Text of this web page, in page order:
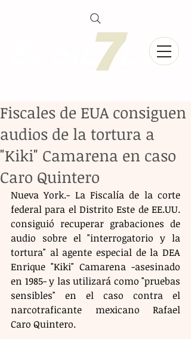
Fiscales de EUA consiguen
audios de la tortura a
"Kiki" Camarena en caso
Caro Quintero
Nueva York.- La Fiscalía de la corte
federal para el Distrito Este de EE.UU.
consiguió recuperar grabaciones de
audio sobre el "interrogatorio y la
tortura" al agente especial de la DEA
Enrique "Kiki" Camarena -asesinado
en 1985- y las utilizará como "pruebas
sensibles" en el caso contra el
narcotraficante mexicano Rafael
Caro Quintero.